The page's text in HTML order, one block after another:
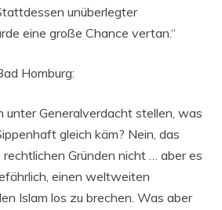
unüberlegter
eine große Chance vertan.“
Homburg:
unter Generalverdacht stellen, was
gleich käm? Nein, das
Gründen nicht … aber es
einen weltweiten
Islam los zu brechen. Was aber